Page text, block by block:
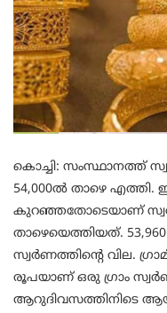
കൊച്ചി: സംസ്ഥാനത്ത്
54,000ല്‍ താഴെ എത്തി.
കുറഞ്ഞതോടെയാണ്
താഴെയെത്തിയത്.
സ്വര്‍ണത്തിന്റെ വില.
രൂപയാണ് ഒരു ഗ്രാം
ആറുദിവസത്തിനിടെ